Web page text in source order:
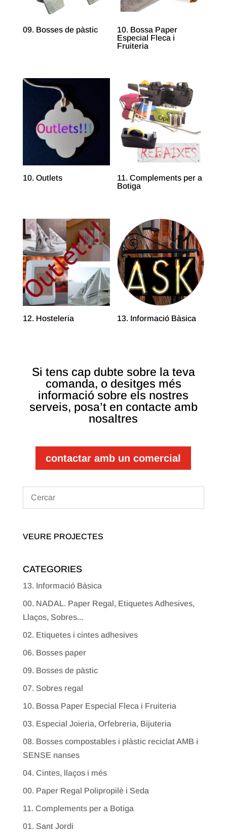
09. Bosses de pàstic
10. Bossa Paper
Especial Fleca i
Fruiteria
10. Outlets
11. Complements per a
Botiga
12. Hosteleria 13. Informació Bàsica
Si tens cap dubte sobre la teva
comanda, o desitges més
informació sobre els nostres
serveis, posa’t en contacte amb
nosaltres
contactar amb un comercial
VEURE PROJECTES
CATEGORIES
13. Informació Bàsica
00. NADAL. Paper Regal, Etiquetes Adhesives,
Llaços, Sobres...
02. Etiquetes i cintes adhesives
06. Bosses paper
09. Bosses de pàstic
07. Sobres regal
10. Bossa Paper Especial Fleca i Fruiteria
03. Especial Joieria, Orfebreria, Bijuteria
08. Bosses compostables i plàstic reciclat AMB i
SENSE nanses
04. Cintes, llaços i més
00. Paper Regal Polipropilè i Seda
11. Complements per a Botiga
01. Sant Jordi